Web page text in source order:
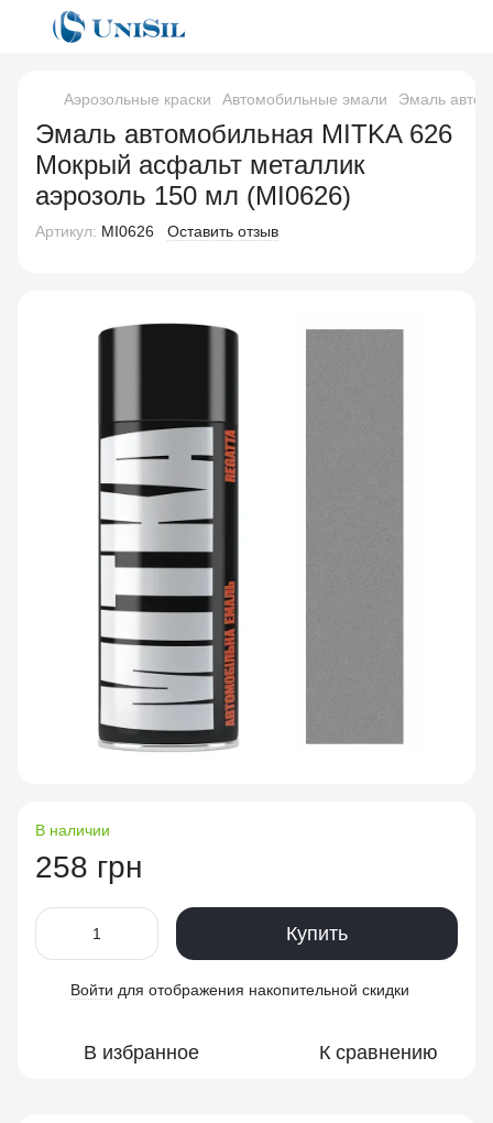
Аэрозольные краски Автомобильные эмали Эмаль
Эмаль автомобильная MITKA 626
Мокрый асфальт металлик
аэрозоль 150 мл (MI0626)
Артикул: MI0626 Оставить отзыв
В наличии
258 грн
Купить
Войти для отображения накопительной скидки
В избранное К сравнению